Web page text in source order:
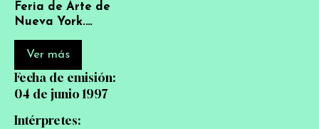
Fecha de emisión:
04 de junio 1997
Intérpretes:
Feria de Arte de
Nueva York.
York
Ver más